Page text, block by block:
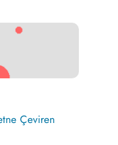
Çeviren